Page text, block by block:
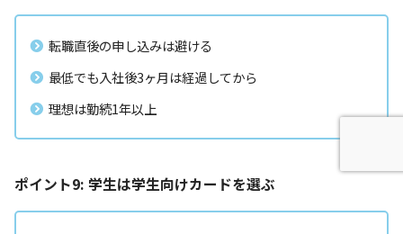
転職直後の申し込みは避ける
最低でも入社後3ヶ月は経過してから
理想は勤続1年以上
ポイント9: 学生は学生向けカードを選ぶ